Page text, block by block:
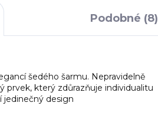
Podobné (8)
šedého šarmu. Nepravidelně
prvek, který zdůrazňuje individualitu
jedinečný design